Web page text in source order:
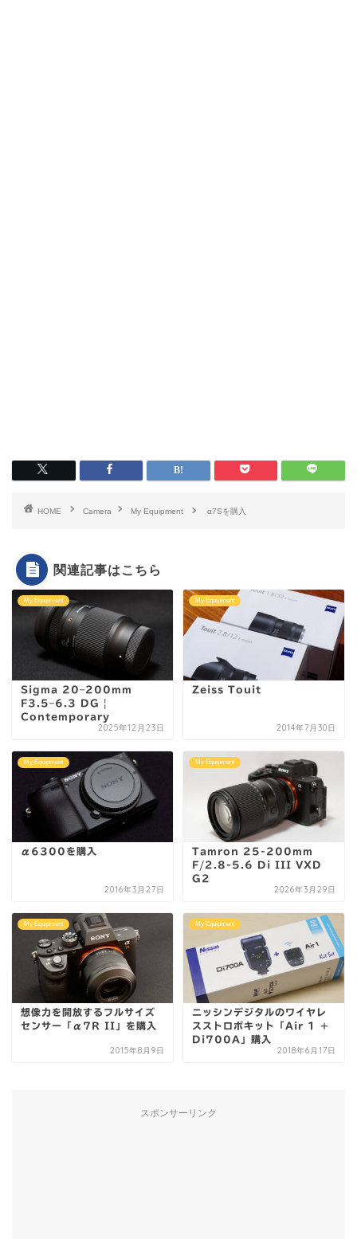
HOME Camera My Equipment α7Sを購入
関連記事はこちら
My Equipment
Sigma 20–200mm
F3.5–6.3 DG |
Contemporary
2025年12月23日
My Equipment
Zeiss Touit
2014年7月30日
My Equipment
α6300を購入
2016年3月27日
My Equipment
Tamron 25-200mm
F/2.8-5.6 Di III VXD
G2
2026年3月29日
My Equipment
想像力を開放するフルサイズ
センサー「α7R II」を購入
2015年8月9日
My Equipment
ニッシンデジタルのワイヤレ
スストロボキット「Air 1 +
Di700A」購入
2018年6月17日
スポンサーリンク